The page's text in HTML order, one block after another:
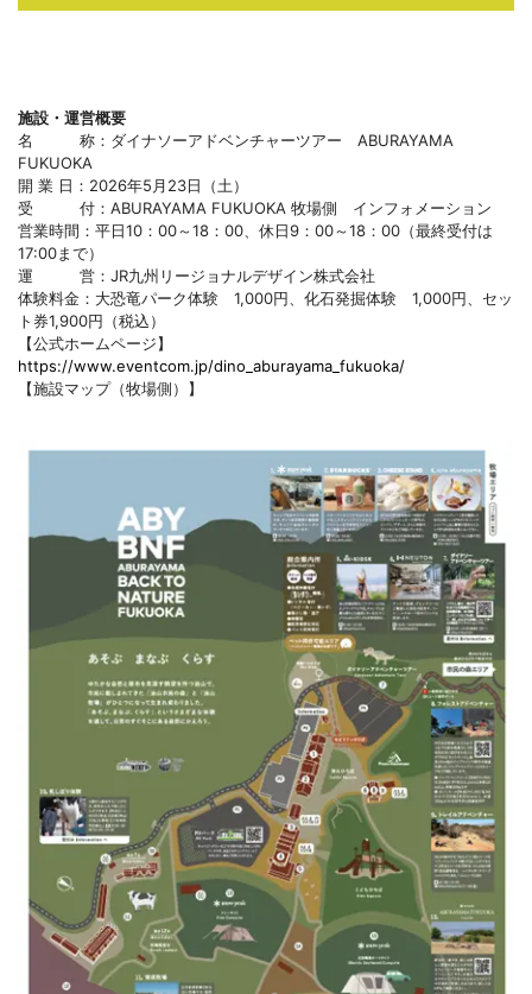
施設・運営概要
名 称：ダイナソーアドベンチャーツアー ABURAYAMA
FUKUOKA
開 業 日：2026年5月23日（土）
受 付：ABURAYAMA FUKUOKA 牧場側 インフォメーション
営業時間：平日10：00～18：00、休日9：00～18：00（最終受付は
17:00まで）
運 営：JR九州リージョナルデザイン株式会社
体験料金：大恐竜パーク体験 1,000円、化石発掘体験 1,000円、セッ
ト券1,900円（税込）
【公式ホームページ】
https://www.eventcom.jp/dino_aburayama_fukuoka/
【施設マップ（牧場側）】